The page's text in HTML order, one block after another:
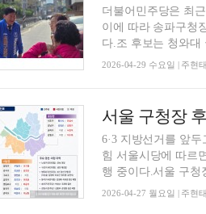
더불어민주당은 최
이에 따라 송파구청
다.조 후보는 청와대
2026-04-29 수요일 | 주현
서울 구청장
6·3 지방선거를 앞
힘 서울시당에 따르
행 중이다.서울 구청
2026-04-27 월요일 | 주현